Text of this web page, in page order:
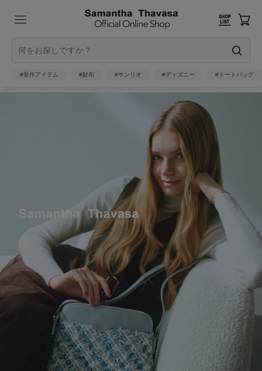
#新作アイテム #財布 #サンリオ #ディズニー #トートバッグ